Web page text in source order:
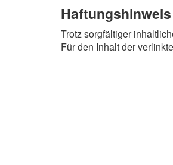
Haftungshinweis
Trotz sorgfältiger
Für den Inhalt der